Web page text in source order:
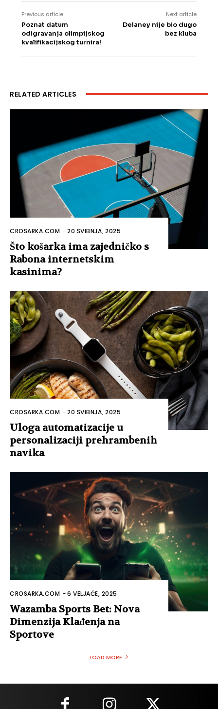
Previous article
Poznat datum
odigravanja olimpijskog
kvalifikacijskog turnira!
Next article
Delaney nije bio dugo
bez kluba
RELATED ARTICLES
CROSARKA.COM -20 SVIBNJA, 2025
Što košarka ima zajedničko s
Rabona internetskim
kasinima?
CROSARKA.COM -20 SVIBNJA, 2025
Uloga automatizacije u
personalizaciji prehrambenih
navika
CROSARKA.COM -6 VELJAČE, 2025
Wazamba Sports Bet: Nova
Dimenzija Klađenja na
Sportove
LOAD MORE